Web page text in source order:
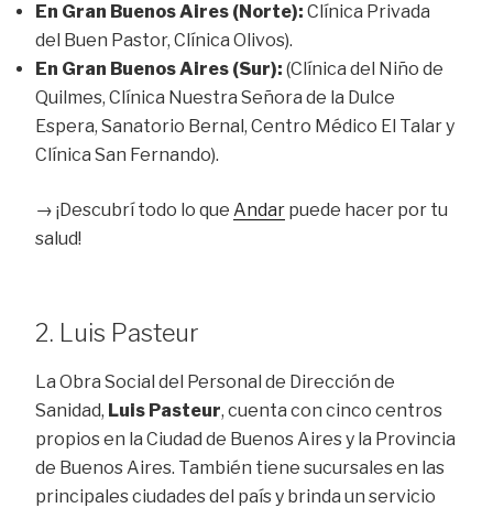
En Gran Buenos Aires (Norte): Clínica Privada
del Buen Pastor, Clínica Olivos).
En Gran Buenos Aires (Sur): (Clínica del Niño de
Quilmes, Clínica Nuestra Señora de la Dulce
Espera, Sanatorio Bernal, Centro Médico El Talar y
Clínica San Fernando).
→ ¡Descubrí todo lo que Andar puede hacer por tu
salud!
2. Luis Pasteur
La Obra Social del Personal de Dirección de
Sanidad, Luis Pasteur, cuenta con cinco centros
propios en la Ciudad de Buenos Aires y la Provincia
de Buenos Aires. También tiene sucursales en las
principales ciudades del país y brinda un servicio